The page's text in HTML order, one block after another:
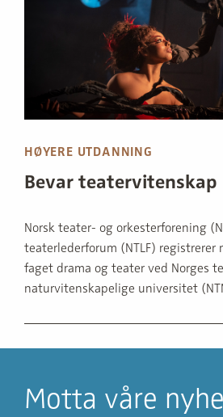
HØYERE UTDANNING
Bevar teatervitenskap
Norsk teater- og orkesterforening
teaterlederforum (NTLF) registrerer
faget drama og teater ved Norges
naturvitenskapelige universitet
Motta våre